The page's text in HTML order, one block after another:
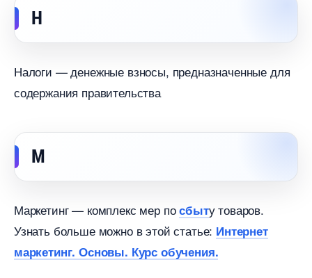
Н
Налоги — денежные взносы, предназначенные для
содержания правительства
М
Маркетинг — комплекс мер посбыту товаров.
Узнать больше можно в этой статье: Интернет
маркетинг. Основы. Курс обучения.